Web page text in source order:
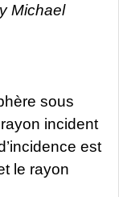
Michael
sous
incident
est
le rayon